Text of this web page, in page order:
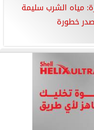
مياه الشرب سليمة
خطورة